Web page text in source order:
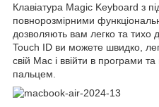
Клавіатура Magic Keyboard з
повнорозмірними
дозволяють вам легко та тихо
Touch ID ви можете швидко,
свій Mac і ввійти в програми
пальцем.